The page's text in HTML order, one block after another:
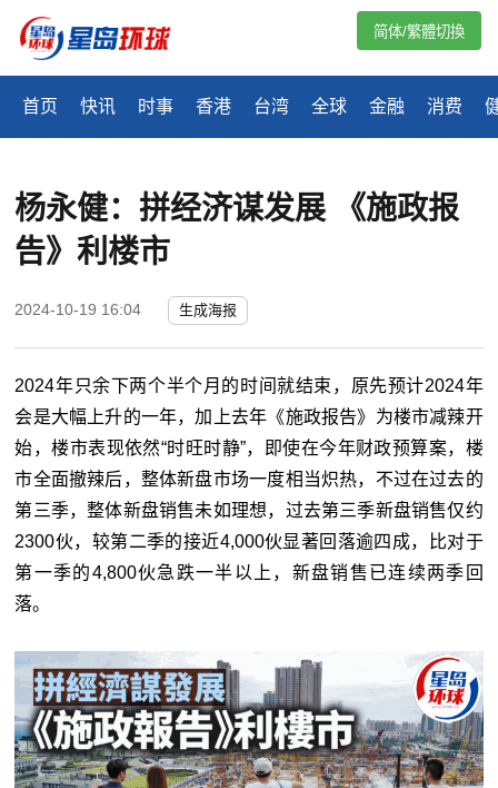
首页 快讯 时事 香港 台湾 全球 金融 消费
简体/繁體切換
杨永健：拼经济谋发展 《施政报
告》利楼市
2024-10-19 16:04 生成海报
2024年只余下两个半个月的时间就结束，原先预计2024年
会是大幅上升的一年，加上去年《施政报告》为楼市减辣开
始，楼市表现依然“时旺时静”，即使在今年财政预算案，楼
市全面撤辣后，整体新盘市场一度相当炽热，不过在过去的
第三季，整体新盘销售未如理想，过去第三季新盘销售仅约
2300伙，较第二季的接近4,000伙显著回落逾四成，比对于
第一季的4,800伙急跌一半以上，新盘销售已连续两季回
落。